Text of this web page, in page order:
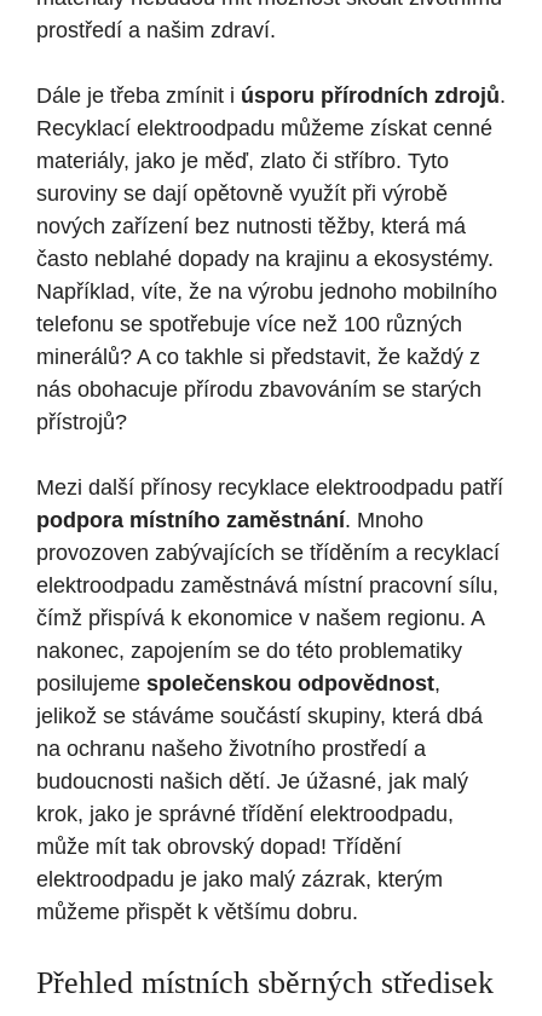
prostředí a našim zdraví.
Dále je třeba zmínit i úsporu přírodních zdrojů.
Recyklací elektroodpadu můžeme získat cenné
materiály, jako je měď, zlato či stříbro. Tyto
suroviny se dají opětovně využít při výrobě
nových zařízení bez nutnosti těžby, která má
často neblahé dopady na krajinu a ekosystémy.
Například, víte, že na výrobu jednoho mobilního
telefonu se spotřebuje více než 100 různých
minerálů? A co takhle si představit, že každý z
nás obohacuje přírodu zbavováním se starých
přístrojů?
Mezi další přínosy recyklace elektroodpadu patří
podpora místního zaměstnání. Mnoho
provozoven zabývajících se tříděním a recyklací
elektroodpadu zaměstnává místní pracovní sílu,
čímž přispívá k ekonomice v našem regionu. A
nakonec, zapojením se do této problematiky
posilujeme společenskou odpovědnost,
jelikož se stáváme součástí skupiny, která dbá
na ochranu našeho životního prostředí a
budoucnosti našich dětí. Je úžasné, jak malý
krok, jako je správné třídění elektroodpadu,
může mít tak obrovský dopad! Třídění
elektroodpadu je jako malý zázrak, kterým
můžeme přispět k většímu dobru.
Přehled místních sběrných středisek